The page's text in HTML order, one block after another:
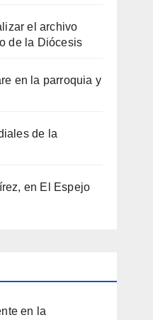
el archivo
de la Diócesis
en la parroquia y
de la
en El Espejo
en la